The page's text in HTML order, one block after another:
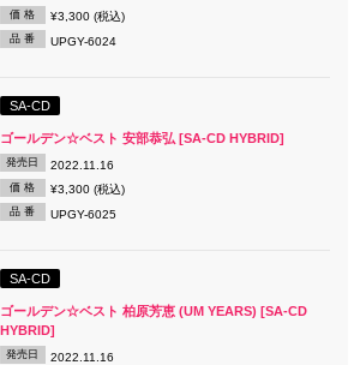
価 格 ¥3,300 (税込)
品 番 UPGY-6024
SA-CD
ゴールデン☆ベスト 安部恭弘 [SA-CD HYBRID]
発売日 2022.11.16
価 格 ¥3,300 (税込)
品 番 UPGY-6025
SA-CD
ゴールデン☆ベスト 柏原芳恵 (UM YEARS) [SA-CD
HYBRID]
発売日 2022.11.16